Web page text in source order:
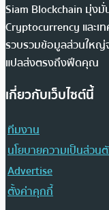
Siam Blockchain มุ่งมั่
Cryptocurrency และเ
รวบรวมข้อมูลส่วนใหญ่จ
แปลส่งตรงถึงฟีดคุณ
เกี่ยวกับเว็บไซต์นี้
ทีมงาน
นโยบายความเป็นส่วน
Advertise
ตั้งค่าคุกกี้